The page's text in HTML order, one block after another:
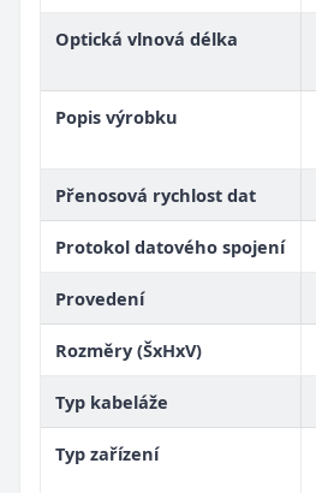
Optická vlnová délka
Popis výrobku
Přenosová rychlost dat
Protokol datového spojení
Provedení
Rozměry (ŠxHxV)
Typ kabeláže
Typ zařízení